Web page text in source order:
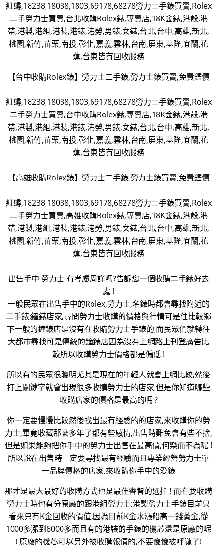
紅蟳,18238,18038,1803,69178,68278勞力士手錶買賣,Rolex
二手勞力士買賣,台北收購Rolex錶,專賣店,18K金錶,港殼,港
帶,港製,港組,港裝,港錶,港勞,男錶,女錶,台北,台中,高雄,新北,
桃園,新竹,苗栗,南投,彰化,嘉義,雲林,台南,屏東,基隆,宜蘭,花
蓮,台東皆有回收服務
【台中收購Rolex錶】勞力士二手錶,勞力士錶買賣,免費鑑價
紅蟳,18238,18038,1803,69178,68278勞力士手錶買賣,Rolex
二手勞力士買賣,台中收購Rolex錶,專賣店,18K金錶,港殼,港
帶,港製,港組,港裝,港錶,港勞,男錶,女錶,台北,台中,高雄,新北,
桃園,新竹,苗栗,南投,彰化,嘉義,雲林,台南,屏東,基隆,宜蘭,花
蓮,台東皆有回收服務
【高雄收購Rolex錶】勞力士二手錶,勞力士錶買賣,免費鑑價
紅蟳,18238,18038,1803,69178,68278勞力士手錶買賣,Rolex
二手勞力士買賣,高雄收購Rolex錶,專賣店,18K金錶,港殼,港
帶,港製,港組,港裝,港錶,港勞,男錶,女錶,台北,台中,高雄,新北,
桃園,新竹,苗栗,南投,彰化,嘉義,雲林,台南,屏東,基隆,宜蘭,花
蓮,台東皆有回收服務
出售手中 勞力士 有考慮周詳嗎?告訴您一個收購二手錶好去
處 !
一般民眾在出售手中的Rolex,勞力士,名錶時都會尋找附近的
二手錶;鐘錶店家,尋問勞力士收購的價格與行情可是住比較鄉
下一般的鐘錶店是沒有在收購勞力士手錶的,而民眾們就轉往
大都市尋找可是傳統的鐘錶店因為沒有上網路上刊登廣告比
較所以收購勞力士價格都是偏低 !
所以有的民眾很聰明尤其是現在的年輕人就會上網比較,然後
打上關鍵字就會出現很多收購勞力士的店家,但是你知道哪些
收購店家的價格是最高的嗎 ?
你一定要慢慢比較然後找出最有經驗的的店家,來收購你的勞
力士,畢竟收藏那麼多年了都有些感情,出售時難免會有些不捨,
但是如果能夠把你手中的勞力士出售在最高價,何樂而不為呢 !
所以說在出售時一定要尋找最有經驗而且專業經營勞力士單
一品牌價格的店家,來收購你手中的愛錶
那才是最大最好的收購方式也是最佳睿智的選擇 ! 而在要收購
勞力士時也有分原廠的跟港組勞力士;港製勞力士手錶目前只
看來只有K金回收的價值,因為目前K金水漲船高一錢黃金,從
1000多漲到6000多而且有的港裝的手錶的機芯還是原廠的呢
! 原廠的機芯可以另外被收購報價的,不要傻傻被呼嚨了!